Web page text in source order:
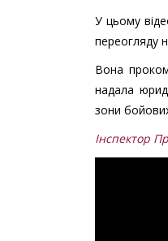
У цьому
переогляду
Вона
надала
зони
Інспектор